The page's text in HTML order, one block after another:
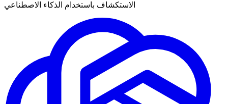
الاستكشاف باستخدام الذكاء الاصطناعي